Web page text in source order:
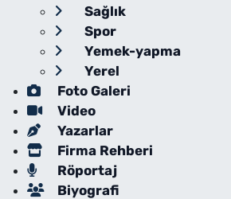
Sağlık
Spor
Yemek-yapma
Yerel
Foto Galeri
Video
Yazarlar
Firma Rehberi
Röportaj
Biyografi